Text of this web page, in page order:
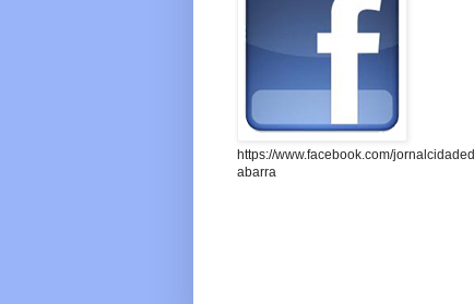
https://www.facebook.com/jornalcidaded
abarra